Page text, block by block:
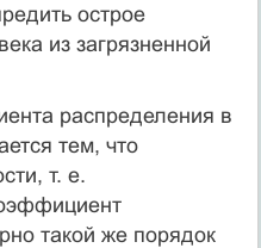
острое
из загрязненной
распределения в
тем, что
т. е.
такой же порядок